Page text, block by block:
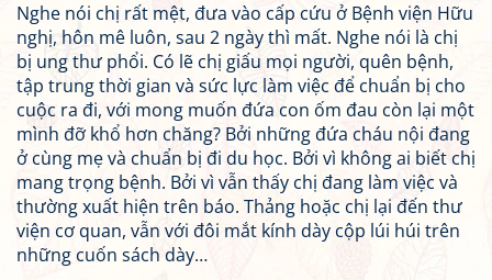
Nghe nói chị rất mệt, đưa vào cấp cứu ở Bệnh viện Hữu
nghị, hôn mê luôn, sau 2 ngày thì mất. Nghe nói là chị
bị ung thư phổi. Có lẽ chị giấu mọi người, quên bệnh,
tập trung thời gian và sức lực làm việc để chuẩn bị cho
cuộc ra đi, với mong muốn đứa con ốm đau còn lại một
mình đỡ khổ hơn chăng? Bởi những đứa cháu nội đang
ở cùng mẹ và chuẩn bị đi du học. Bởi vì không ai biết chị
mang trọng bệnh. Bởi vì vẫn thấy chị đang làm việc và
thường xuất hiện trên báo. Thảng hoặc chị lại đến thư
viện cơ quan, vẫn với đôi mắt kính dày cộp lúi húi trên
những cuốn sách dày…